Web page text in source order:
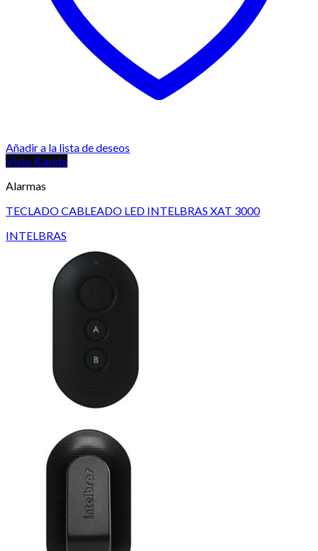
Añadir a la lista de deseos
Vista Rápida
Alarmas
TECLADO CABLEADO LED INTELBRAS XAT 3000
INTELBRAS